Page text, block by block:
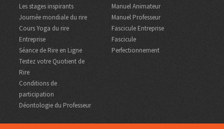
Les stages inspirants
Journée mondiale du rire
Cours Yoga du rire
Entreprise
Séance de Rire en Ligne
Testez votre Quotient de
Rire
Conditions de
participation
Déontologie du Professeur
Manuel Animateur
Manuel Professeur
Fascicule Entreprise
Fascicule
Perfectionnement